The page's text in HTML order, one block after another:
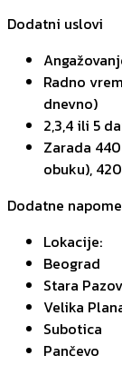
Dodatni uslovi
Radno
dnevno)
2,3,4 ili 5
Zarada
obuku),
Dodatne
Lokacije:
Beograd
Stara
Velika
Subotica
Pančevo